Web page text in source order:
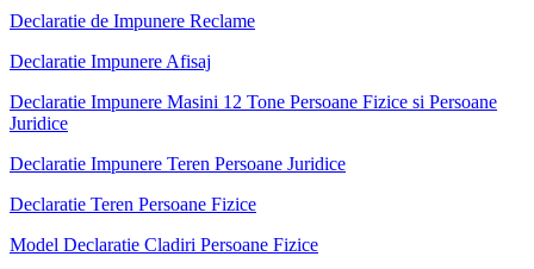
Declaratie de Impunere Reclame
Declaratie Impunere Afisaj
Declaratie Impunere Masini 12 Tone Persoane Fizice si Persoane
Juridice
Declaratie Impunere Teren Persoane Juridice
Declaratie Teren Persoane Fizice
Model Declaratie Cladiri Persoane Fizice